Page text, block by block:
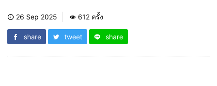
26 Sep 2025 612 ครั้ง
share tweet share